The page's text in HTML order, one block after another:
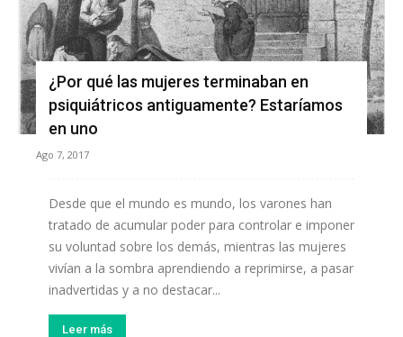
¿Por qué las mujeres terminaban en
psiquiátricos antiguamente? Estaríamos
en uno
Ago 7, 2017
Desde que el mundo es mundo, los varones han
tratado de acumular poder para controlar e imponer
su voluntad sobre los demás, mientras las mujeres
vivían a la sombra aprendiendo a reprimirse, a pasar
inadvertidas y a no destacar...
Leer más